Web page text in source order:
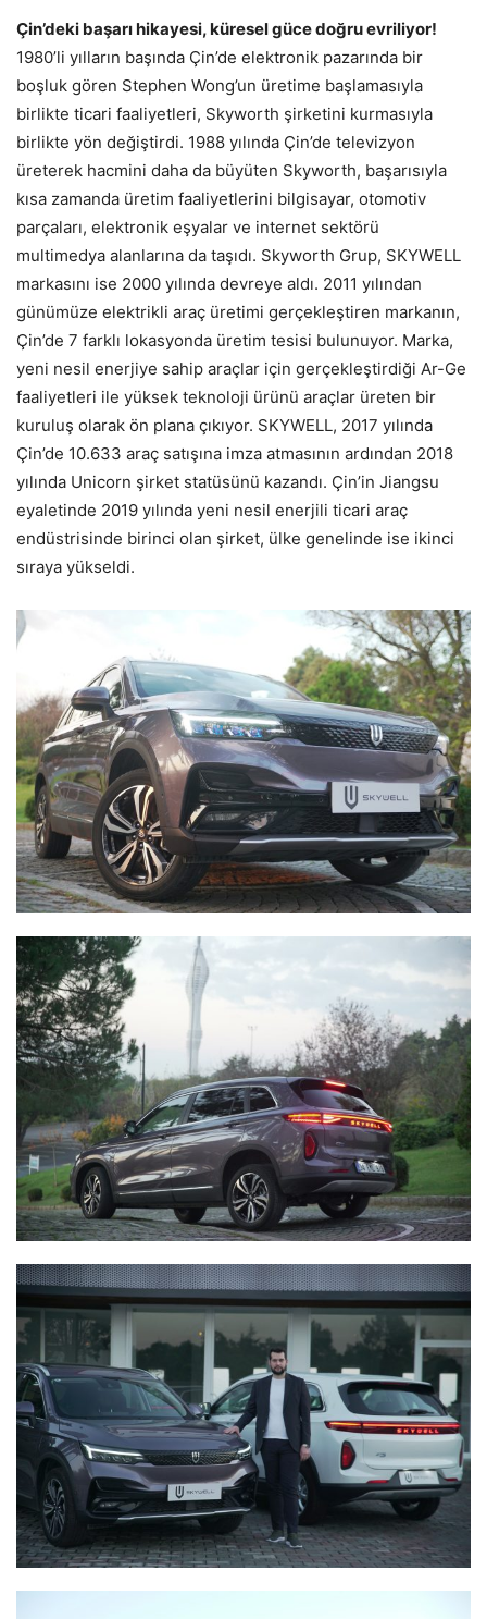
Çin’deki başarı hikayesi, küresel güce doğru evriliyor!
1980’li yılların başında Çin’de elektronik pazarında bir
boşluk gören Stephen Wong’un üretime başlamasıyla
birlikte ticari faaliyetleri, Skyworth şirketini kurmasıyla
birlikte yön değiştirdi. 1988 yılında Çin’de televizyon
üreterek hacmini daha da büyüten Skyworth, başarısıyla
kısa zamanda üretim faaliyetlerini bilgisayar, otomotiv
parçaları, elektronik eşyalar ve internet sektörü
multimedya alanlarına da taşıdı. Skyworth Grup, SKYWELL
markasını ise 2000 yılında devreye aldı. 2011 yılından
günümüze elektrikli araç üretimi gerçekleştiren markanın,
Çin’de 7 farklı lokasyonda üretim tesisi bulunuyor. Marka,
yeni nesil enerjiye sahip araçlar için gerçekleştirdiği Ar-Ge
faaliyetleri ile yüksek teknoloji ürünü araçlar üreten bir
kuruluş olarak ön plana çıkıyor. SKYWELL, 2017 yılında
Çin’de 10.633 araç satışına imza atmasının ardından 2018
yılında Unicorn şirket statüsünü kazandı. Çin’in Jiangsu
eyaletinde 2019 yılında yeni nesil enerjili ticari araç
endüstrisinde birinci olan şirket, ülke genelinde ise ikinci
sıraya yükseldi.